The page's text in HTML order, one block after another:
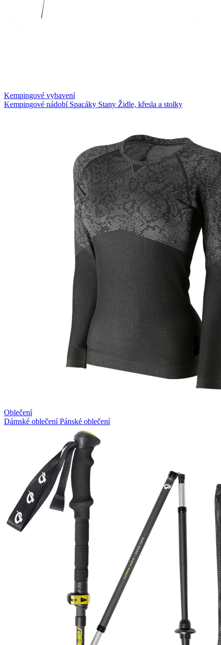
Kempingové vybavení
Kempingové nádobí Spacáky Stany Židle, křesla a stolky
Oblečení
Dámské oblečeníPánské oblečení